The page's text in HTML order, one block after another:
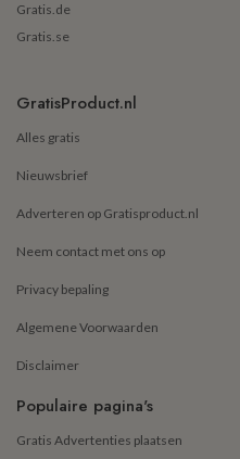
Gratis.de
Gratis.se
GratisProduct.nl
Alles gratis
Nieuwsbrief
Adverteren op Gratisproduct.nl
Neem contact met ons op
Privacy bepaling
Algemene Voorwaarden
Disclaimer
Populaire pagina's
Gratis Advertenties plaatsen